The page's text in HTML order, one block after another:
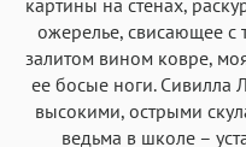
Аа
Helvetica Neue
Аа
Arial
Аа
Courier
Аа
Courier
ожерелье, свисающее с
залитом вином ковре,
ее босые ноги. Сивилла
высокими, острыми
ведьма в школе –